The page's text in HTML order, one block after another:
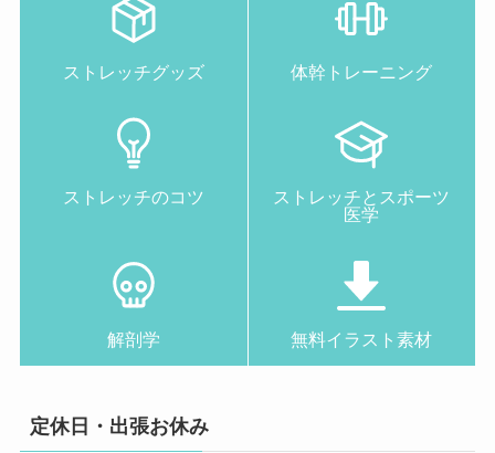
ストレッチグッズ 体幹トレーニング
ストレッチのコツ
ストレッチとスポーツ
医学
解剖学 無料イラスト素材
定休日・出張お休み